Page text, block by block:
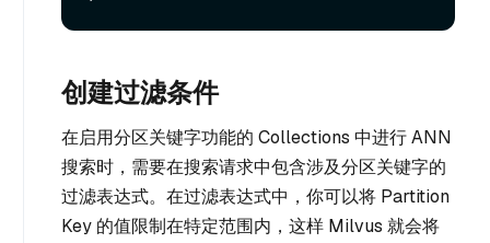
创建过滤条件
在启用分区关键字功能的 Collections 中进行 ANN
搜索时，需要在搜索请求中包含涉及分区关键字的
过滤表达式。在过滤表达式中，你可以将 Partition
Key 的值限制在特定范围内，这样 Milvus 就会将